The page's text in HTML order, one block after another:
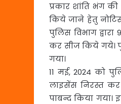
प्रकार शांति भंग
किये जाने हेतु
पुलिस विभाग
कर सीज किये गये।
गया।
11 मई, 2024 को
लाइसेंस निरस्त कर
पाबन्द किया